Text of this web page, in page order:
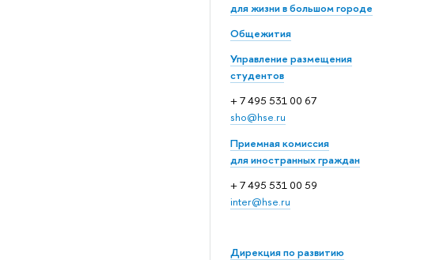
для жизни в большом городе
Общежития
Управление размещения
студентов
+ 7 495 531 00 67
sho@hse.ru
Приемная комиссия
для иностранных граждан
+ 7 495 531 00 59
inter@hse.ru
Дирекция по развитию